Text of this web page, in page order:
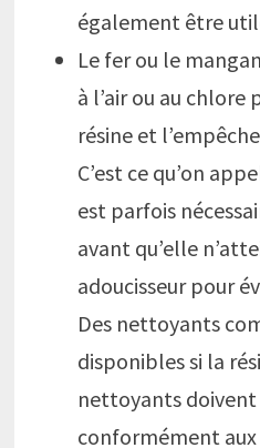
également être
Le fer ou le
à l’air ou au
résine et
C’est ce qu’on
est parfois
avant qu’elle
adoucisseur pour
Des nettoyants
disponibles si la
nettoyants
conformément